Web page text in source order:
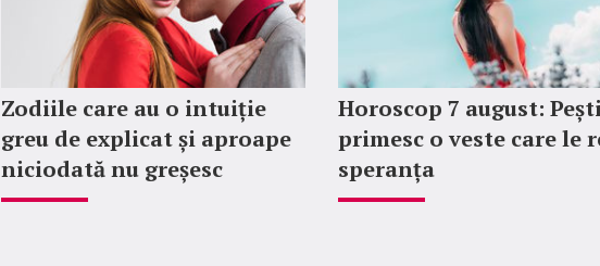
Zodiile care au o intuiție
greu de explicat și aproape
niciodată nu greșesc
Horoscop 7 august:
primesc o veste care le
speranța